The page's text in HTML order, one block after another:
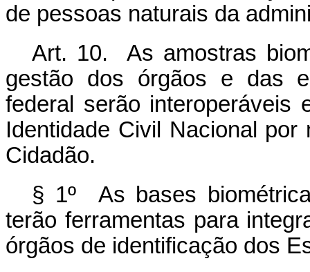
de pessoas naturais da
Art. 10. As amostras
gestão dos órgãos e das
federal serão
Identidade Civil Nacional
Cidadão.
§ 1º As bases
terão ferramentas para
órgãos de identificação dos